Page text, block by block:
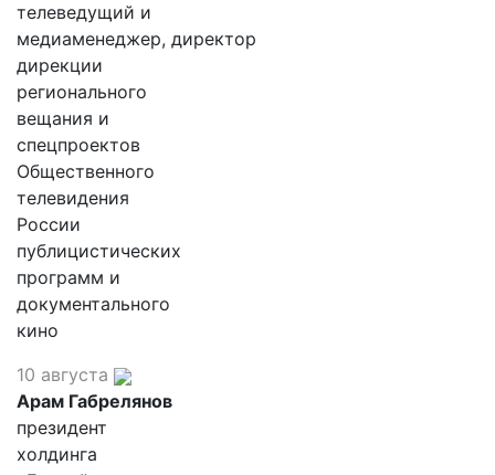
телеведущий и
медиаменеджер, директор
дирекции
регионального
вещания и
спецпроектов
Общественного
телевидения
России
публицистических
программ и
документального
кино
10 августа
Арам Габрелянов
президент
холдинга